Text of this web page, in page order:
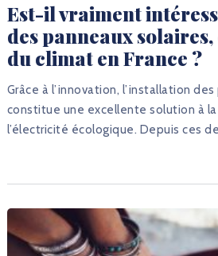
Est-il vraiment
des panneaux
du climat en France ?
Grâce à l’innovation, l’installation
constitue une excellente solution à
l’électricité écologique. Depuis ces